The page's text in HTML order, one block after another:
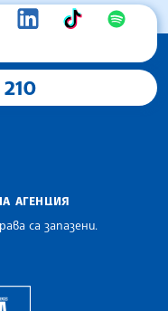
АГЕНЦИЯ
са запазени.
the Balkan News Agencies